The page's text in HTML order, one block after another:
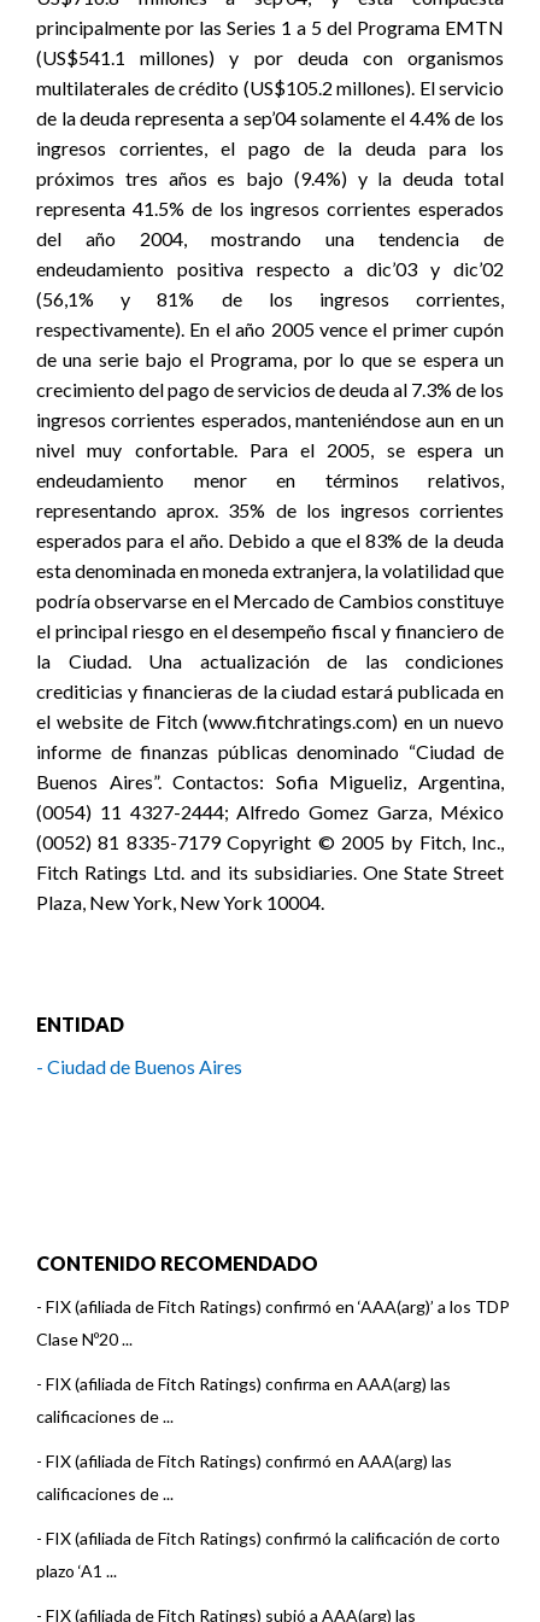
principalmente por las Series 1 a 5 del Programa EMTN
(US$541.1 millones) y por deuda con organismos
multilaterales de crédito (US$105.2 millones). El servicio
de la deuda representa a sep’04 solamente el 4.4% de los
ingresos corrientes, el pago de la deuda para los
próximos tres años es bajo (9.4%) y la deuda total
representa 41.5% de los ingresos corrientes esperados
del año 2004, mostrando una tendencia de
endeudamiento positiva respecto a dic’03 y dic’02
(56,1% y 81% de los ingresos corrientes,
respectivamente). En el año 2005 vence el primer cupón
de una serie bajo el Programa, por lo que se espera un
crecimiento del pago de servicios de deuda al 7.3% de los
ingresos corrientes esperados, manteniéndose aun en un
nivel muy confortable. Para el 2005, se espera un
endeudamiento menor en términos relativos,
representando aprox. 35% de los ingresos corrientes
esperados para el año. Debido a que el 83% de la deuda
esta denominada en moneda extranjera, la volatilidad que
podría observarse en el Mercado de Cambios constituye
el principal riesgo en el desempeño fiscal y financiero de
la Ciudad. Una actualización de las condiciones
crediticias y financieras de la ciudad estará publicada en
el website de Fitch (www.fitchratings.com) en un nuevo
informe de finanzas públicas denominado “Ciudad de
Buenos Aires”. Contactos: Sofia Migueliz, Argentina,
(0054) 11 4327-2444; Alfredo Gomez Garza, México
(0052) 81 8335-7179 Copyright © 2005 by Fitch, Inc.,
Fitch Ratings Ltd. and its subsidiaries. One State Street
Plaza, New York, New York 10004.
ENTIDAD
- Ciudad de Buenos Aires
CONTENIDO RECOMENDADO
- FIX (afiliada de Fitch Ratings) confirmó en ‘AAA(arg)’ a los TDP
Clase Nº20 ...
- FIX (afiliada de Fitch Ratings) confirma en AAA(arg) las
calificaciones de ...
- FIX (afiliada de Fitch Ratings) confirmó en AAA(arg) las
calificaciones de ...
- FIX (afiliada de Fitch Ratings) confirmó la calificación de corto
plazo ‘A1 ...
- FIX (afiliada de Fitch Ratings) subió a AAA(arg) las